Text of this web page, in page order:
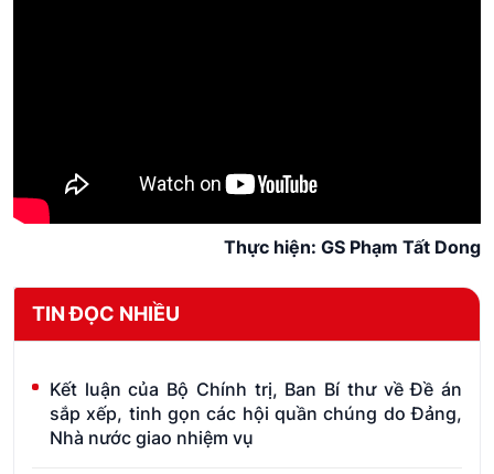
Thực hiện: GS Phạm Tất Dong
TIN ĐỌC NHIỀU
Kết luận của Bộ Chính trị, Ban Bí thư về Đề án
sắp xếp, tinh gọn các hội quần chúng do Đảng,
Nhà nước giao nhiệm vụ